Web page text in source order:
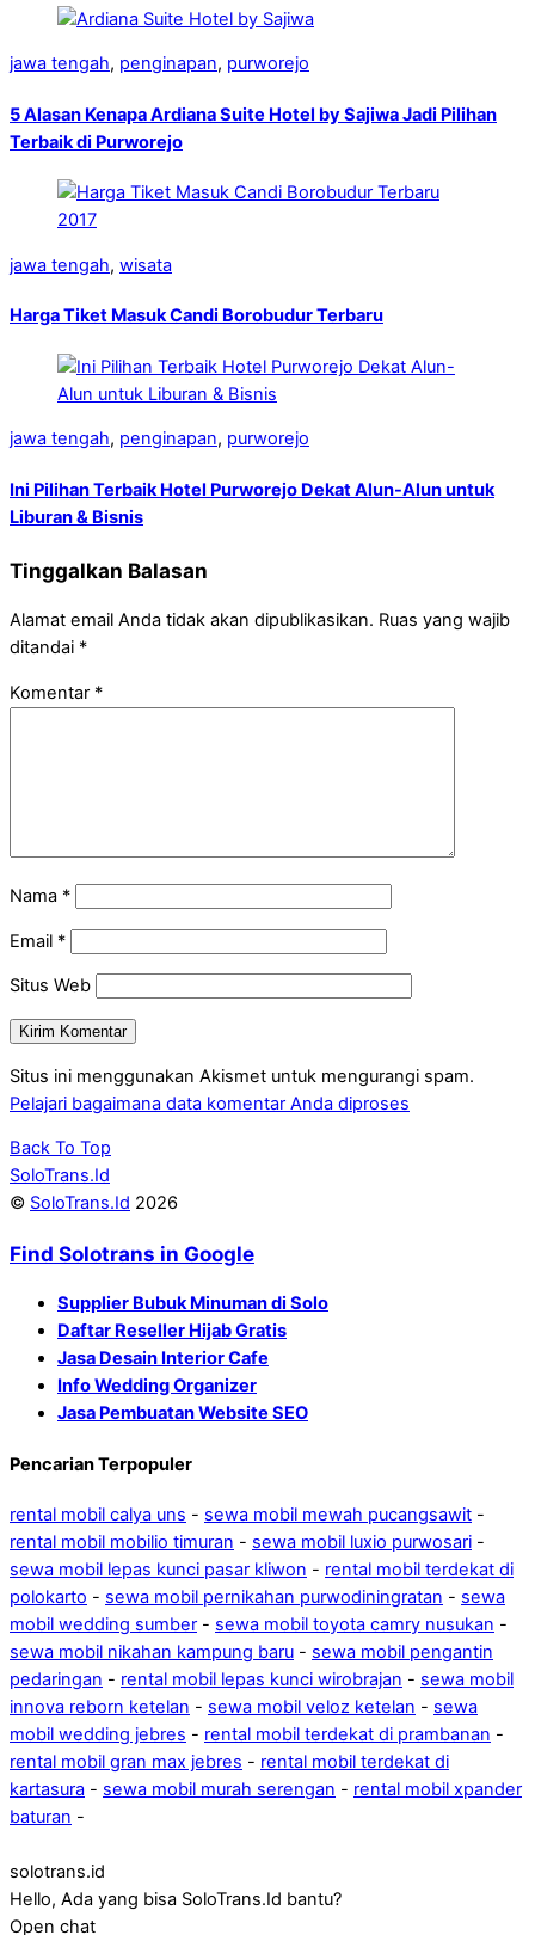
jawa tengah, penginapan, purworejo
5 Alasan Kenapa Ardiana Suite Hotel by Sajiwa Jadi Pilihan
Terbaik di Purworejo
jawa tengah, wisata
Harga Tiket Masuk Candi Borobudur Terbaru
jawa tengah, penginapan, purworejo
Ini Pilihan Terbaik Hotel Purworejo Dekat Alun-Alun untuk
Liburan & Bisnis
Tinggalkan Balasan
Alamat email Anda tidak akan dipublikasikan. Ruas yang wajib
ditandai *
Komentar *
Nama *
Email *
Situs Web
Situs ini menggunakan Akismet untuk mengurangi spam.
Pelajari bagaimana data komentar Anda diproses
Back To Top
SoloTrans.Id
© SoloTrans.Id 2026
Find Solotrans in Google
Supplier Bubuk Minuman di Solo
Daftar Reseller Hijab Gratis
Jasa Desain Interior Cafe
Info Wedding Organizer
Jasa Pembuatan Website SEO
Pencarian Terpopuler
rental mobil calya uns - sewa mobil mewah pucangsawit -
rental mobil mobilio timuran - sewa mobil luxio purwosari -
sewa mobil lepas kunci pasar kliwon - rental mobil terdekat di
polokarto - sewa mobil pernikahan purwodiningratan - sewa
mobil wedding sumber - sewa mobil toyota camry nusukan -
sewa mobil nikahan kampung baru - sewa mobil pengantin
pedaringan - rental mobil lepas kunci wirobrajan - sewa mobil
innova reborn ketelan - sewa mobil veloz ketelan - sewa
mobil wedding jebres - rental mobil terdekat di prambanan -
rental mobil gran max jebres - rental mobil terdekat di
kartasura - sewa mobil murah serengan - rental mobil xpander
baturan -
solotrans.id
Hello, Ada yang bisa SoloTrans.Id bantu?
Open chat